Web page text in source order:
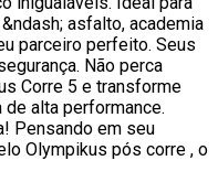
asfalto, academia
parceiro perfeito. Seus
Não perca
Corre 5 e transforme
alta performance.
Pensando em seu
Olympikus pós corre , o